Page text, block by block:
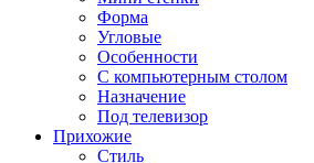
Форма
Угловые
Особенности
С компьютерным столом
Назначение
Под телевизор
Прихожие
Стиль